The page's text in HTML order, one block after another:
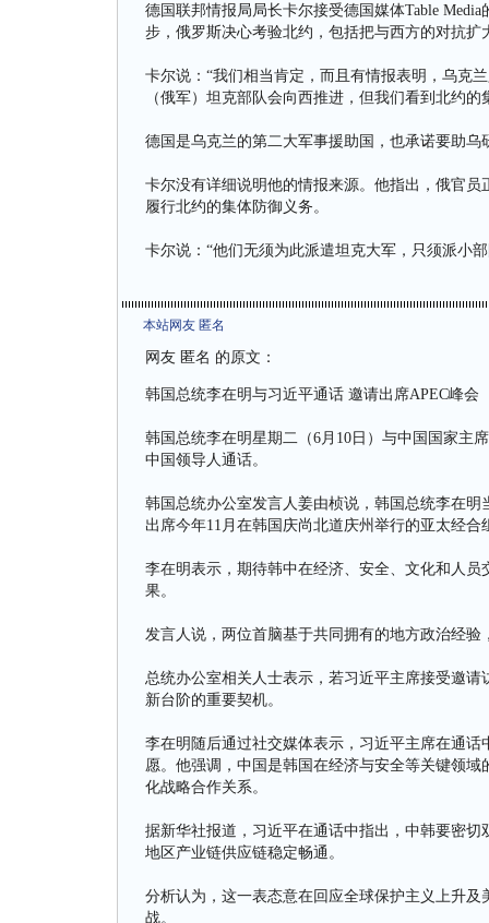
德国联邦情报局局长卡尔接受德国媒体Table
步，俄罗斯决心考验北约，包括把与西方的对抗扩
卡尔说：“我们相当肯定，而且有情报表明，乌克
（俄军）坦克部队会向西推进，但我们看到北约
德国是乌克兰的第二大军事援助国，也承诺要助乌
卡尔没有详细说明他的情报来源。他指出，俄官
履行北约的集体防御义务。
卡尔说：“他们无须为此派遣坦克大军，只须派小
本站网友 匿名
网友 匿名 的原文：
韩国总统李在明与习近平通话 邀请出席APEC峰会
韩国总统李在明星期二（6月10日）与中国国家主
中国领导人通话。
韩国总统办公室发言人姜由桢说，韩国总统李在
出席今年11月在韩国庆尚北道庆州举行的亚太经合
李在明表示，期待韩中在经济、安全、文化和人
果。
发言人说，两位首脑基于共同拥有的地方政治经
总统办公室相关人士表示，若习近平主席接受邀
新台阶的重要契机。
李在明随后通过社交媒体表示，习近平主席在通
愿。他强调，中国是韩国在经济与安全等关键领
化战略合作关系。
据新华社报道，习近平在通话中指出，中韩要密
地区产业链供应链稳定畅通。
分析认为，这一表态意在回应全球保护主义上升
战。